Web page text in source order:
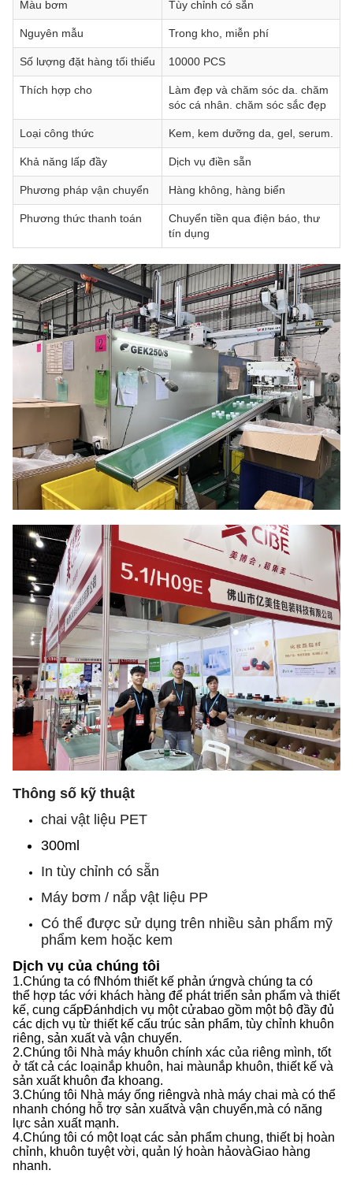
Màu bơm Tùy chỉnh có sẵn
Nguyên mẫu Trong kho, miễn phí
Số lượng đặt hàng tối thiểu 10000 PCS
Thích hợp cho
Làm đẹp và chăm sóc da. chăm
sóc cá nhân. chăm sóc sắc đẹp
Loại công thức Kem, kem dưỡng da, gel, serum.
Khả năng lấp đầy Dịch vụ điền sẵn
Phương pháp vận chuyển Hàng không, hàng biển
Phương thức thanh toán
Chuyển tiền qua điện báo, thư
tín dụng
Thông số kỹ thuật
chai vật liệu PET
300ml
In tùy chỉnh có sẵn
Máy bơm / nắp vật liệu PP
Có thể được sử dụng trên nhiều sản phẩm mỹ
phẩm kem hoặc kem
Dịch vụ của chúng tôi
1.Chúng ta có fNhóm thiết kế phản ứngvà chúng ta có
thể hợp tác với khách hàng để phát triển sản phẩm và thiết
kế, cung cấpĐánhdịch vụ một cửabao gồm một bộ đầy đủ
các dịch vụ từ thiết kế cấu trúc sản phẩm, tùy chỉnh khuôn
riêng, sản xuất và vận chuyển.
2.Chúng tôi Nhà máy khuôn chính xác của riêng mình, tốt
ở tất cả các loạinắp khuôn, hai màunắp khuôn, thiết kế và
sản xuất khuôn đa khoang.
3.Chúng tôi Nhà máy ống riêngvà nhà máy chai mà có thể
nhanh chóng hỗ trợ sản xuấtvà vận chuyển,mà có năng
lực sản xuất mạnh.
4.Chúng tôi có một loạt các sản phẩm chung, thiết bị hoàn
chỉnh, khuôn tuyệt vời, quản lý hoàn hảovàGiao hàng
nhanh.